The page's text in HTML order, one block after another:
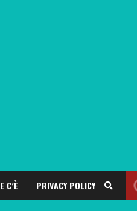
C’È PRIVACY POLICY